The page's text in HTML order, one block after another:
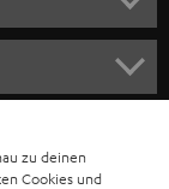
zu deinen
Cookies und